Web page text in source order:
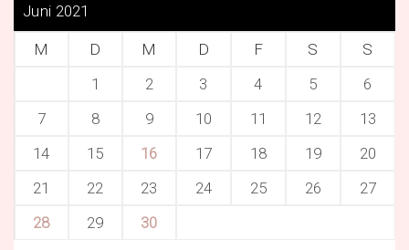
Juni 2021
M D M D F S
S
1
2 3 4 5
6
7
8 9 10 11 12
13
14
15 16 17 18 19
20
21
22 23 24 25 26
27
28
29 30